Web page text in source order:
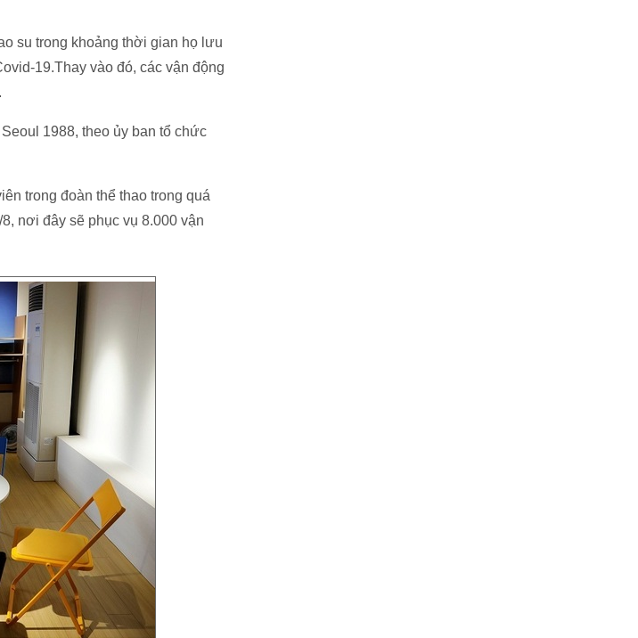
su trong khoảng thời gian họ lưu
19.Thay vào đó, các vận động
1988, theo ủy ban tổ chức
trong đoàn thể thao trong quá
nơi đây sẽ phục vụ 8.000 vận